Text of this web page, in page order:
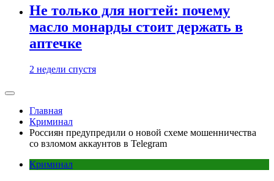
Не только для ногтей: почему
масло монарды стоит держать в
аптечке
2 недели спустя
Главная
Криминал
Россиян предупредили о новой схеме мошенничества
со взломом аккаунтов в Telegram
Криминал